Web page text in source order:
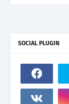
SOCIAL PLUGIN